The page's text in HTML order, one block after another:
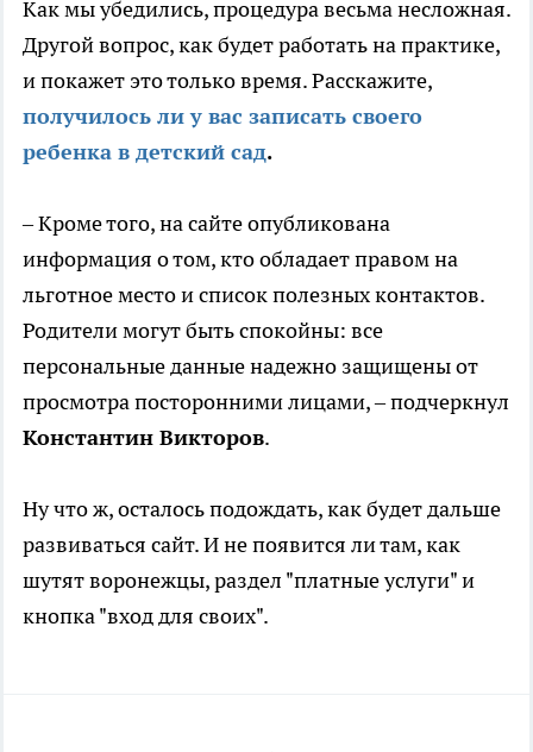
Как мы убедились, процедура весьма несложная.
Другой вопрос, как будет работать на практике,
и покажет это только время. Расскажите,
получилось ли у вас записать своего
ребенка в детский сад.
– Кроме того, на сайте опубликована
информация о том, кто обладает правом на
льготное место и список полезных контактов.
Родители могут быть спокойны: все
персональные данные надежно защищены от
просмотра посторонними лицами, – подчеркнул
Константин Викторов.
Ну что ж, осталось подождать, как будет дальше
развиваться сайт. И не появится ли там, как
шутят воронежцы, раздел "платные услуги" и
кнопка "вход для своих".